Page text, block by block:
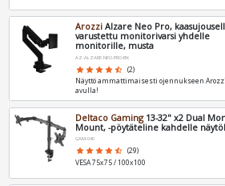
Arozzi Alzare Neo Pro,
varustettu monitorivarsi yhdelle
monitorille, musta
AZ-ALZARE-NEO-PRO-BK
star star star star star_half (2)
Näyttö ammattimaisesti ojennukseen
avulla!
Deltaco Gaming13-32" x2 Dual
Mount, -pöytäteline kahdelle
GAM-040
star star star star star_half (29)
VESA 75x75 / 100x100